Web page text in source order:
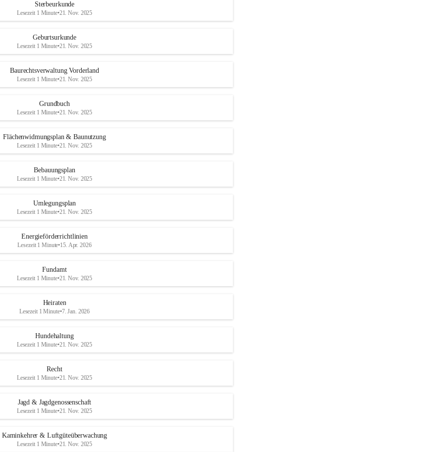
Sterbeurkunde
Lesezeit 1 Minute•21. Nov. 2025
Geburtsurkunde
Lesezeit 1 Minute•21. Nov. 2025
Baurechtsverwaltung Vorderland
Lesezeit 1 Minute•21. Nov. 2025
Grundbuch
Lesezeit 1 Minute•21. Nov. 2025
Flächenwidmungsplan & Baunutzung
Lesezeit 1 Minute•21. Nov. 2025
Bebauungsplan
Lesezeit 1 Minute•21. Nov. 2025
Umlegungsplan
Lesezeit 1 Minute•21. Nov. 2025
Energieförderrichtlinien
Lesezeit 1 Minute•15. Apr. 2026
Fundamt
Lesezeit 1 Minute•21. Nov. 2025
Heiraten
Lesezeit 1 Minute•7. Jan. 2026
Hundehaltung
Lesezeit 1 Minute•21. Nov. 2025
Recht
Lesezeit 1 Minute•21. Nov. 2025
Jagd & Jagdgenossenschaft
Lesezeit 1 Minute•21. Nov. 2025
Kaminkehrer & Luftgüteüberwachung
Lesezeit 1 Minute•21. Nov. 2025